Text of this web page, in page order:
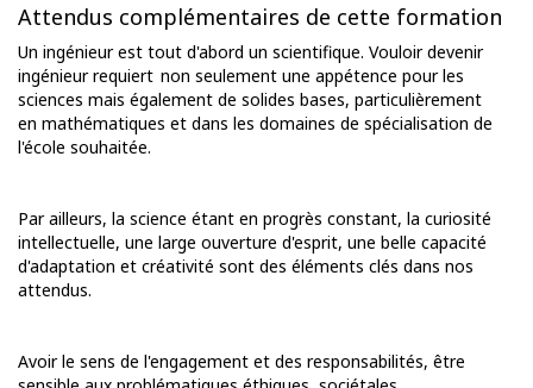
Attendus complémentaires de cette formation
Un ingénieur est tout d'abord un scientifique. Vouloir devenir
ingénieur requiert non seulement une appétence pour les
sciences mais également de solides bases, particulièrement
en mathématiques et dans les domaines de spécialisation de
l'école souhaitée.
Par ailleurs, la science étant en progrès constant, la curiosité
intellectuelle, une large ouverture d'esprit, une belle capacité
d'adaptation et créativité sont des éléments clés dans nos
attendus.
Avoir le sens de l'engagement et des responsabilités, être